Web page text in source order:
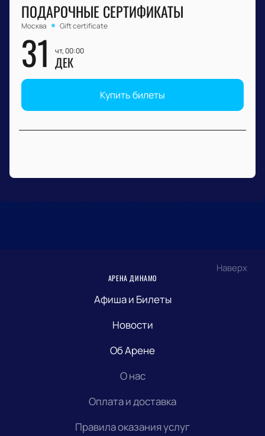
ПОДАРОЧНЫЕ СЕРТИФИКАТЫ
Москва Gift certificate
31 чт, 00:00
ДЕК
Купить билеты
Наверх
АРЕНА ДИНАМО
Афиша и Билеты
Новости
Об Арене
О нас
Оплата и доставка
Правила оказания услуг